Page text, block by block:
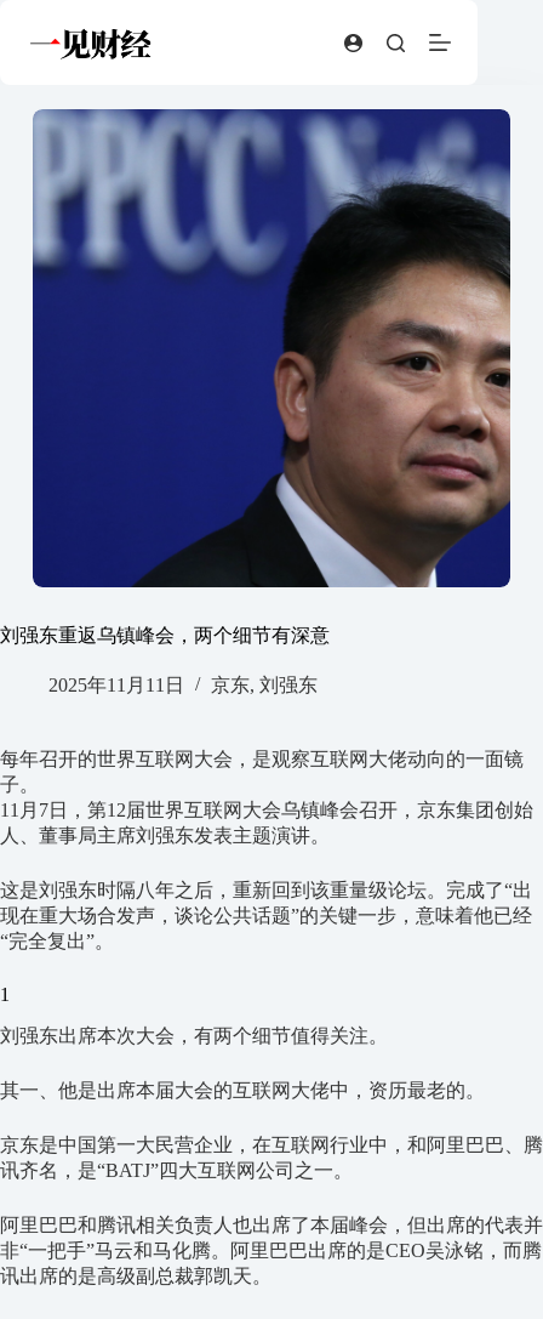
刘强东重返乌镇峰会，两个细节有深意
2025年11月11日 京东, 刘强东
每年召开的世界互联网大会，是观察互联网大佬动向的一面镜
子。
11月7日，第12届世界互联网大会乌镇峰会召开，京东集团创始
人、董事局主席刘强东发表主题演讲。
这是刘强东时隔八年之后，重新回到该重量级论坛。完成了“出
现在重大场合发声，谈论公共话题”的关键一步，意味着他已经
“完全复出”。
1
刘强东出席本次大会，有两个细节值得关注。
其一、他是出席本届大会的互联网大佬中，资历最老的。
京东是中国第一大民营企业，在互联网行业中，和阿里巴巴、腾
讯齐名，是“BATJ”四大互联网公司之一。
阿里巴巴和腾讯相关负责人也出席了本届峰会，但出席的代表并
非“一把手”马云和马化腾。阿里巴巴出席的是CEO吴泳铭，而腾
讯出席的是高级副总裁郭凯天。